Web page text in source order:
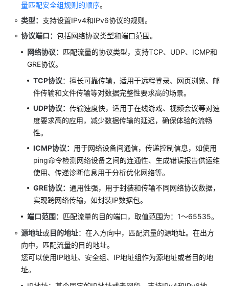
全
组
则
概
述
默
认
安
全
概
述
安
全
组
置
示
例
量匹配安全组规则的顺序。
类型： 支持设置IPv4和IPv6协议的规则。
协议端口： 包括网络协议类型和端口范围。
网络协议： 匹配流量的协议类型，支持TCP、UDP、ICMP和
GRE协议。
TCP协议：擅长可靠传输，适用于远程登录、网页浏览、邮
件传输和文件传输等对数据完整性要求高的场景。
UDP协议： 传输速度快，适用于在线游戏、视频会议等对速
度要求高的应用，减少数据传输的延迟，确保体验的流畅
性。
ICMP协议： 用于网络设备间通信，传递控制信息，如使用
ping命令检测网络设备之间的连通性、生成错误报告供运维
使用、传递诊断信息用于分析优化网络等。
GRE协议： 通用性强，用于封装和传输不同网络协议数据，
实现跨网络传输，如封装IP数据包。
端口范围： 匹配流量的目的端口，取值范围为：1～65535。
源地址或目的地址：在入方向中，匹配流量的源地址。在出方
向中，匹配流量的目的地址。
您可以使用IP地址、安全组、IP地址组作为源地址或者目的地
址。